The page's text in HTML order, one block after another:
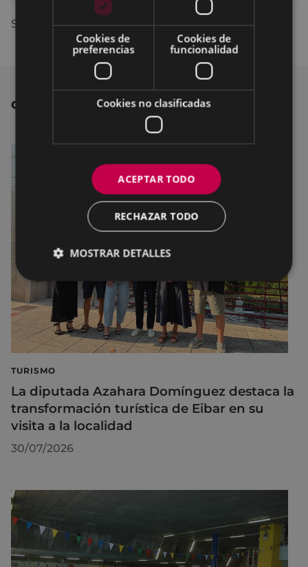
SALMA LOSADA - Dultzaineroak non-nahi
OTRAS NOTICIAS
TURISMO
La diputada Azahara Domínguez destaca la
transformación turística de Eibar en su
visita a la localidad
30/07/2026
Cookies de
preferencias
Cookies de
funcionalidad
Cookies no clasificadas
ACEPTAR TODO
RECHAZAR TODO
MOSTRAR DETALLES